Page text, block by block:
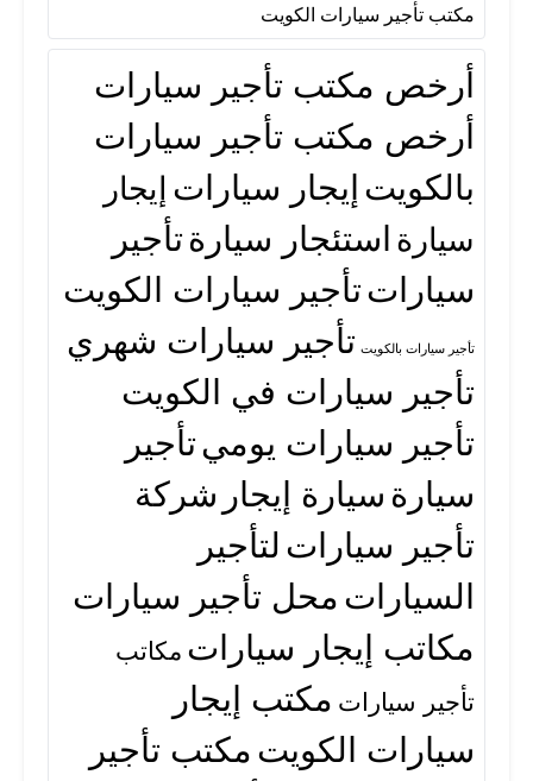
مكتب تأجير سيارات الكويت
أرخص مكتب تأجير سيارات
أرخص مكتب تأجير سيارات
بالكويتإيجار سيارات إيجار
سيارةاستئجار سيارةتأجير
سياراتتأجير سيارات الكويت
تأجير سيارات بالكويت تأجير سيارات شهري
تأجير سيارات في الكويت
تأجير سيارات يوميتأجير
سيارة سيارة إيجار شركة
تأجير سياراتلتأجير
السياراتمحل تأجير سيارات
مكاتب إيجار سيارات مكاتب
تأجير سيارات مكتب إيجار
سيارات الكويتمكتب تأجير